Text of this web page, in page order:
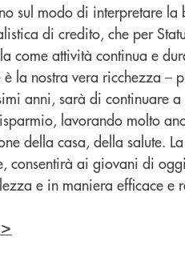
sul modo di interpretare
di credito, che per
come attività continua e
la nostra vera ricchezza –
anni, sarà di continuare
lavorando molto
della casa, della salute.
consentirà ai giovani di
e in maniera efficace e